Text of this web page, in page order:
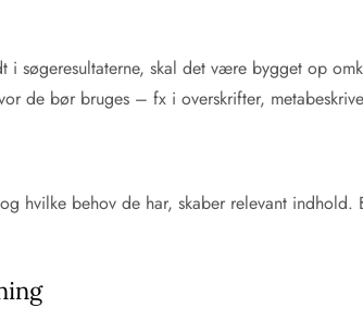
i søgeresultaterne, skal det være bygget op
de bør bruges – fx i overskrifter,
hvilke behov de har, skaber relevant